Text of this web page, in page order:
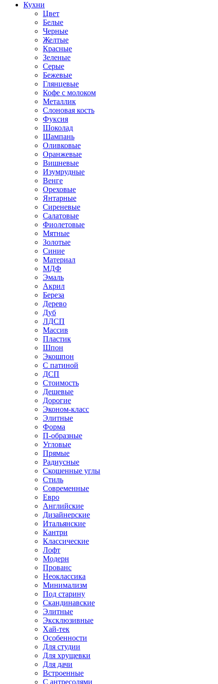
Кухни
Цвет
Белые
Черные
Желтые
Красные
Зеленые
Серые
Бежевые
Глянцевые
Кофе с молоком
Металлик
Слоновая кость
Фуксия
Шоколад
Шампань
Оливковые
Оранжевые
Вишневые
Изумрудные
Венге
Ореховые
Янтарные
Сиреневые
Салатовые
Фиолетовые
Мятные
Золотые
Синие
Материал
МДФ
Эмаль
Акрил
Береза
Дерево
Дуб
ЛДСП
Массив
Пластик
Шпон
Экошпон
С патиной
ДСП
Стоимость
Дешевые
Дорогие
Эконом-класс
Элитные
Форма
П-образные
Угловые
Прямые
Радиусные
Скошенные углы
Стиль
Современные
Евро
Английские
Дизайнерские
Итальянские
Кантри
Классические
Лофт
Модерн
Прованс
Неоклассика
Минимализм
Под старину
Скандинавские
Элитные
Эксклюзивные
Хай-тек
Особенности
Для студии
Для хрущевки
Для дачи
Встроенные
С антресолями